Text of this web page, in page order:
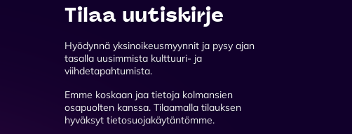
Tilaa uutiskirje
Hyödynnä yksinoikeusmyynnit ja pysy ajan
tasalla uusimmista kulttuuri- ja
viihdetapahtumista.
Emme koskaan jaa tietoja kolmansien
osapuolten kanssa. Tilaamalla tilauksen
hyväksyt tietosuojakäytäntömme.